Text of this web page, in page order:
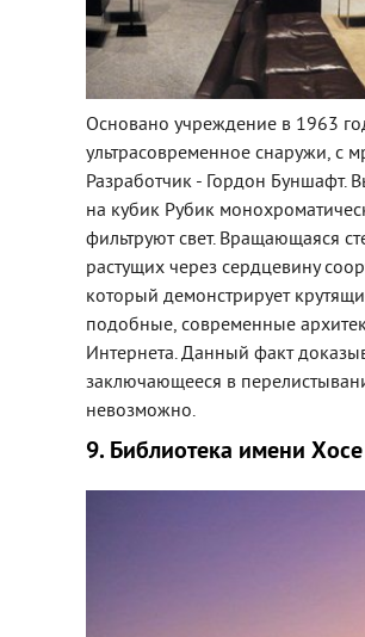
Основано учреждение в 1963
ультрасовременное снаружи, с
Разработчик - Гордон Буншафт.
на кубик Рубик
фильтруют свет. Вращающаяся
растущих через сердцевину
который демонстрирует
подобные, современные
Интернета. Данный факт
заключающееся в
невозможно.
9. Библиотека имени